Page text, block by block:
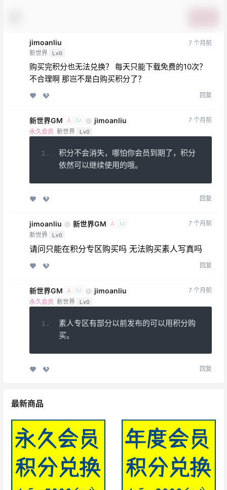
jimoanliu
新世界 Lv0
7 个月前
购买完积分也无法兑换？ 每天只能下载免费的10次？
不合理啊 那岂不是白购买积分了？
回复
新世界GM A M @ jimoanliu
永久会员 新世界 Lv0
7 个月前
积分不会消失，哪怕你会员到期了，积分
依然可以继续使用的哦。
回复
jimoanliu @ 新世界GM A
M
新世界 Lv0
7 个月前
请问只能在积分专区购买吗 无法购买素人写真吗
回复
新世界GM A M @ jimoanliu
永久会员 新世界 Lv0
7 个月前
素人专区有部分以前发布的可以用积分购
买。
回复
最新商品